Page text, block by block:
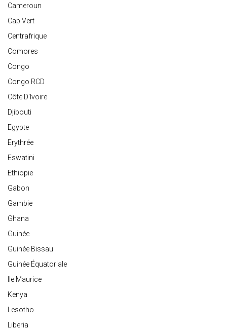
Cameroun
Cap Vert
Centrafrique
Comores
Congo
Congo RCD
Côte D'Ivoire
Djibouti
Egypte
Erythrée
Eswatini
Ethiopie
Gabon
Gambie
Ghana
Guinée
Guinée Bissau
Guinée Équatoriale
Ile Maurice
Kenya
Lesotho
Liberia